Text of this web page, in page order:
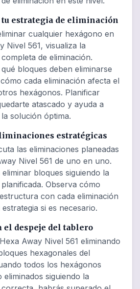
estrategia de eliminación
cualquier hexágono en
Nivel 561, visualiza la
de eliminación.
bloques deben eliminarse
cada eliminación afecta el
hexágonos. Planificar
atascado y ayuda a
solución óptima.
estratégicas
las eliminaciones planeadas
Nivel 561 de uno en uno.
bloques siguiendo la
Observa cómo
con cada eliminación
si es necesario.
el despeje del tablero
Away Nivel 561 eliminando
hexagonales del
todos los hexágonos
eliminados siguiendo la